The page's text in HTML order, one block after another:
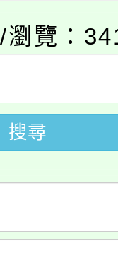
桃園電
動會8/
舉行。
享有免
收入戶
可洽有
科技中
習科技中
入校路
專業人
/瀏覽：
搜尋